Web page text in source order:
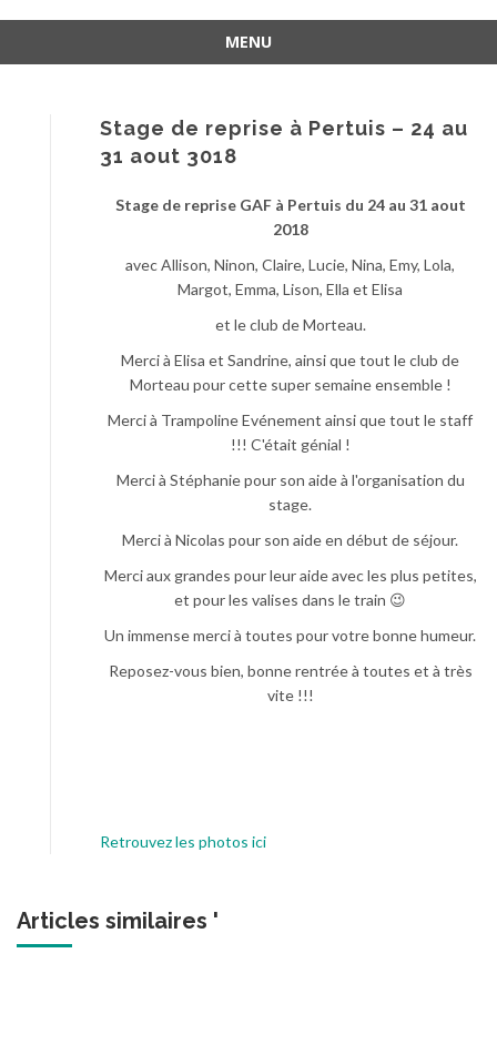
MENU
Stage de reprise à Pertuis – 24 au
31 aout 3018
Stage de reprise GAF à Pertuis du 24 au 31 aout
2018
avec Allison, Ninon, Claire, Lucie, Nina, Emy, Lola,
Margot, Emma, Lison, Ella et Elisa
et le club de Morteau.
Merci à Elisa et Sandrine, ainsi que tout le club de
Morteau pour cette super semaine ensemble !
Merci à Trampoline Evénement ainsi que tout le staff
!!! C'était génial !
Merci à Stéphanie pour son aide à l'organisation du
stage.
Merci à Nicolas pour son aide en début de séjour.
Merci aux grandes pour leur aide avec les plus petites,
et pour les valises dans le train 😉
Un immense merci à toutes pour votre bonne humeur.
Reposez-vous bien, bonne rentrée à toutes et à très
vite !!!
Retrouvez les photos ici
Articles similaires '